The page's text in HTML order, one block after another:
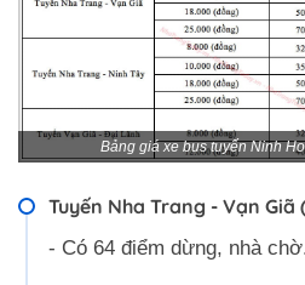
Bảng giá xe bus tuyến Ninh
Tuyến Nha Trang - Vạn Giã
- Có 64 điểm dừng, nhà